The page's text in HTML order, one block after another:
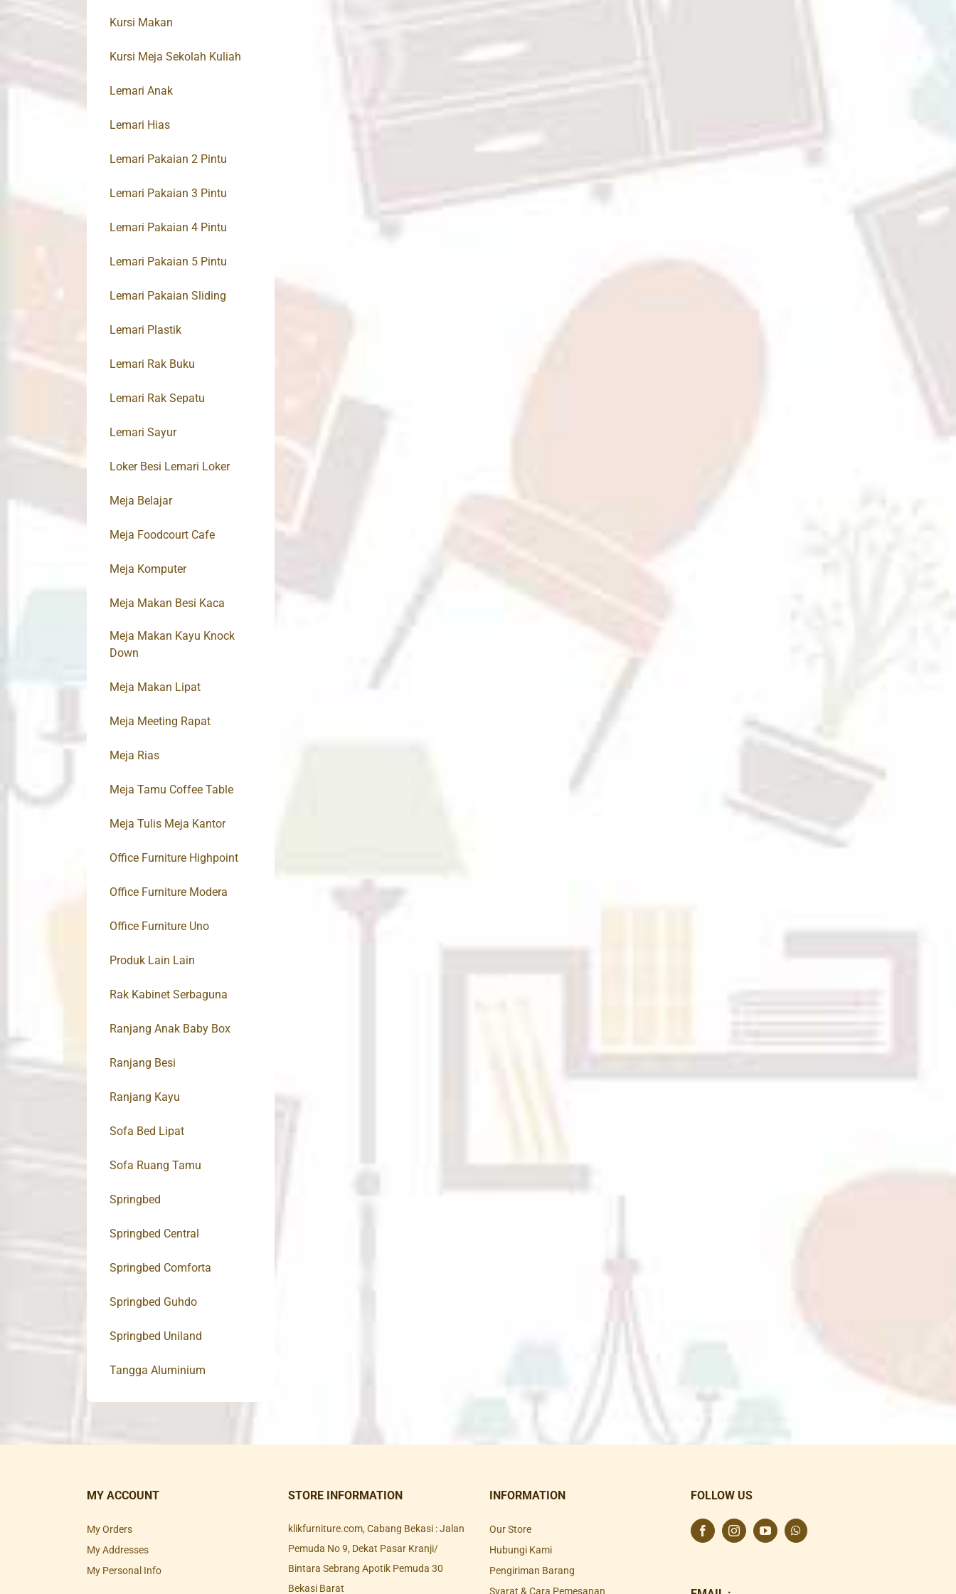
Kursi Makan
Kursi Meja Sekolah Kuliah
Lemari Anak
Lemari Hias
Lemari Pakaian 2 Pintu
Lemari Pakaian 3 Pintu
Lemari Pakaian 4 Pintu
Lemari Pakaian 5 Pintu
Lemari Pakaian Sliding
Lemari Plastik
Lemari Rak Buku
Lemari Rak Sepatu
Lemari Sayur
Loker Besi Lemari Loker
Meja Belajar
Meja Foodcourt Cafe
Meja Komputer
Meja Makan Besi Kaca
Meja Makan Kayu Knock
Down
Meja Makan Lipat
Meja Meeting Rapat
Meja Rias
Meja Tamu Coffee Table
Meja Tulis Meja Kantor
Office Furniture Highpoint
Office Furniture Modera
Office Furniture Uno
Produk Lain Lain
Rak Kabinet Serbaguna
Ranjang Anak Baby Box
Ranjang Besi
Ranjang Kayu
Sofa Bed Lipat
Sofa Ruang Tamu
Springbed
Springbed Central
Springbed Comforta
Springbed Guhdo
Springbed Uniland
Tangga Aluminium
MY ACCOUNT
My Orders
My Addresses
My Personal Info
STORE INFORMATION
klikfurniture.com, Cabang Bekasi : Jalan
Pemuda No 9, Dekat Pasar Kranji/
Bintara Sebrang Apotik Pemuda 30
Bekasi Barat
INFORMATION
Our Store
Hubungi Kami
Pengiriman Barang
Syarat & Cara Pemesanan
FOLLOW US